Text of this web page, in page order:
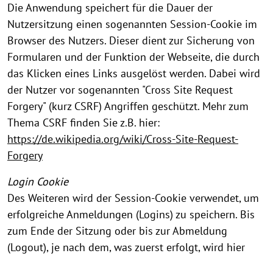
Die Anwendung speichert für die Dauer der
Nutzersitzung einen sogenannten Session-Cookie im
Browser des Nutzers. Dieser dient zur Sicherung von
Formularen und der Funktion der Webseite, die durch
das Klicken eines Links ausgelöst werden. Dabei wird
der Nutzer vor sogenannten "Cross Site Request
Forgery" (kurz CSRF) Angriffen geschützt. Mehr zum
Thema CSRF finden Sie z.B. hier:
https://de.wikipedia.org/wiki/Cross-Site-Request-
Forgery
Login Cookie
Des Weiteren wird der Session-Cookie verwendet, um
erfolgreiche Anmeldungen (Logins) zu speichern. Bis
zum Ende der Sitzung oder bis zur Abmeldung
(Logout), je nach dem, was zuerst erfolgt, wird hier